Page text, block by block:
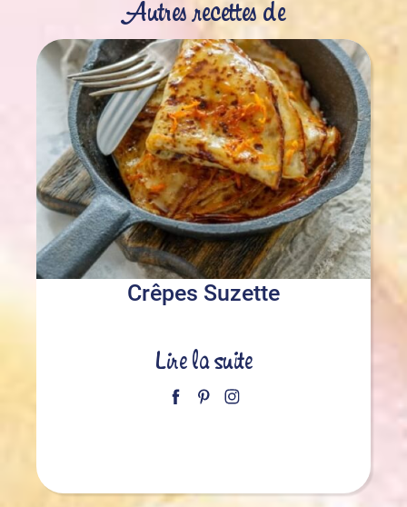
Autres recettes de
Crêpes Suzette
Lire la suite